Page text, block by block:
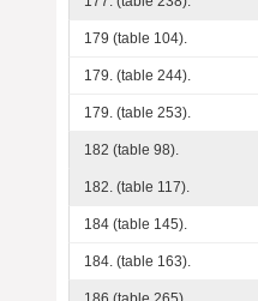
179 (table 104).
179. (table 244).
179. (table 253).
182 (table 98).
182. (table 117).
184 (table 145).
184. (table 163).